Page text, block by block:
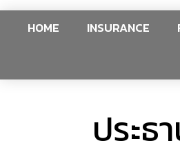
HOME INSURANCE
ประธ